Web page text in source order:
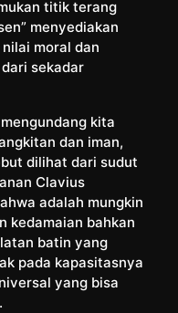
titik terang
menyediakan
moral dan
sekadar
kita
dan iman,
dilihat dari sudut
Clavius
adalah mungkin
kedamaian bahkan
batin yang
pada kapasitasnya
yang bisa